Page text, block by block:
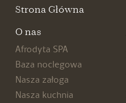
Strona Główna
O nas
Afrodyta SPA
Baza noclegowa
Nasza załoga
Nasza kuchnia